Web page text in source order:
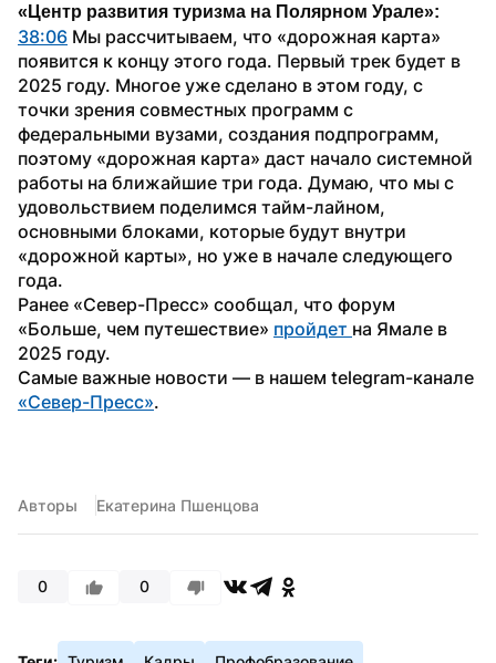
«Центр развития туризма на Полярном Урале»:
38:06 Мы рассчитываем, что «дорожная карта»
появится к концу этого года. Первый трек будет в
2025 году. Многое уже сделано в этом году, с
точки зрения совместных программ с
федеральными вузами, создания подпрограмм,
поэтому «дорожная карта» даст начало системной
работы на ближайшие три года. Думаю, что мы с
удовольствием поделимся тайм-лайном,
основными блоками, которые будут внутри
«дорожной карты», но уже в начале следующего
года.
Ранее «Север-Пресс» сообщал, что форум
«Больше, чем путешествие» пройдет на Ямале в
2025 году.
«Север-Пресс».
Авторы Екатерина Пшенцова
0 0